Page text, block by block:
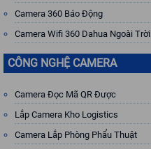
Camera 360 Báo Động
Camera Wifi 360 Dahua Ngoài Trời
CÔNG NGHỆ CAMERA
Camera Đọc Mã QR Được
Lắp Camera Kho Logistics
Camera Lắp Phòng Phẩu Thuật